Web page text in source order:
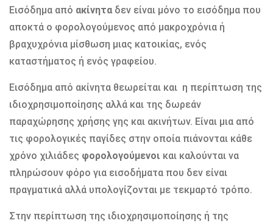
Εισόδημα από ακίνητα δεν είναι μόνο το εισόδημα που
αποκτά ο φορολογούμενος από μακροχρόνια ή
βραχυχρόνια μίσθωση μιας κατοικίας, ενός
καταστήματος ή ενός γραφείου.
Εισόδημα από ακίνητα θεωρείται και η περίπτωση της
ιδιοχρησιμοποίησης αλλά και της δωρεάν
παραχώρησης χρήσης γης και ακινήτων. Είναι μια από
τις φορολογικές παγίδες στην οποία πιάνονται κάθε
χρόνο χιλιάδες φορολογούμενοι και καλούνται να
πληρώσουν φόρο για εισοδήματα που δεν είναι
πραγματικά αλλά υπολογίζονται με τεκμαρτό τρόπο.
Στην περίπτωση της ιδιοχρησιμοποίησης ή της